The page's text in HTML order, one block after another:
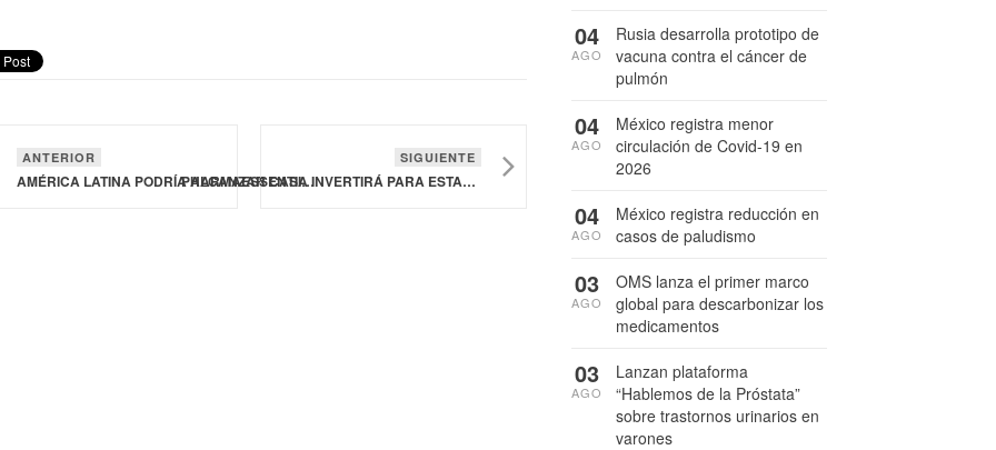
ANTERIOR
AMÉRICA LATINA PODRÍA ALCANZAR CASI 2.4 MILLONES DE NUEVOS CASOS DE CÁNCER AL AÑO
SIGUIENTE
PHARMAESSENTIA INVERTIRÁ PARA ESTABLECER UNA PLANTA EN PUERTO RICO
Rusia desarrolla prototipo de
vacuna contra el cáncer de
pulmón
04
AGO
México registra menor
circulación de Covid-19 en
2026
04
AGO
México registra reducción en
casos de paludismo
04
AGO
OMS lanza el primer marco
global para descarbonizar los
medicamentos
03
AGO
Lanzan plataforma
“Hablemos de la Próstata”
sobre trastornos urinarios en
varones
03
AGO